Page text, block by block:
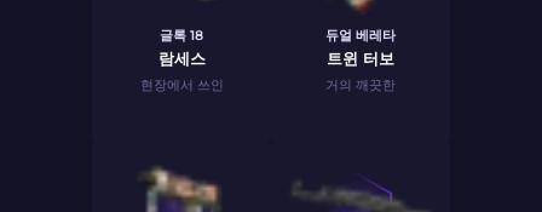
글록 18
람세스
현장에서 쓰인
듀얼 베레타
트윈 터보
거의 깨끗한